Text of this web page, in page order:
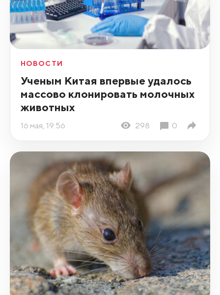
НОВОСТИ
Ученым Китая впервые удалось
массово клонировать молочных
животных
16 мая, 19:56 298 0